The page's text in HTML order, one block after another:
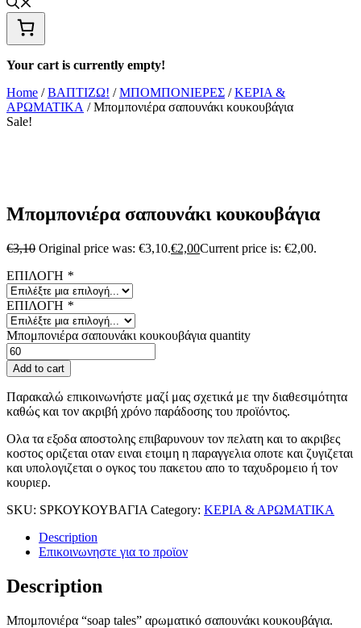
Your cart is currently empty!
Home /ΒΑΠΤΙΖΩ! /ΜΠΟΜΠΟΝΙΕΡΕΣ /ΚΕΡΙΑ &
ΑΡΩΜΑΤΙΚΑ / Μπομπονιέρα σαπουνάκι κουκουβάγια
Sale!
Μπομπονιέρα σαπουνάκι κουκουβάγια
€3,10 Original price was: €3,10.€2,00Current price is: €2,00.
ΕΠΙΛΟΓΗ *
ΕΠΙΛΟΓΗ *
Μπομπονιέρα σαπουνάκι κουκουβάγια quantity
Add to cart
Παρακαλώ επικοινωνήστε μαζί μας σχετικά με την διαθεσιμότητα
καθώς και τον ακριβή χρόνο παράδοσης του προϊόντος.
Ολα τα εξοδα αποστολης επιβαρυνουν τον πελατη και το ακριβες
κοστος οριζεται οταν ειναι ετοιμη η παραγγελια οποτε και ζυγιζεται
και υπολογιζεται ο ογκος του πακετου απο το ταχυδρομειο ή τον
κουριερ.
SKU: SPΚΟΥΚΟΥΒΑΓΙΑ Category: ΚΕΡΙΑ & ΑΡΩΜΑΤΙΚΑ
Description
Επικοινωνηστε για το προϊoν
Description
Μπομπονιέρα “soap tales” αρωματικό σαπουνάκι κουκουβάγια.